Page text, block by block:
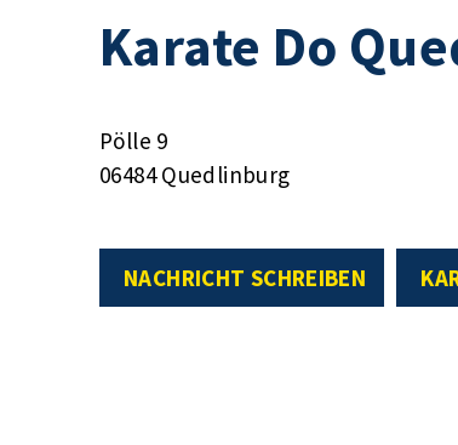
Karate Do
Pölle 9
06484 Quedlinburg
NACHRICHT SCHREIBEN